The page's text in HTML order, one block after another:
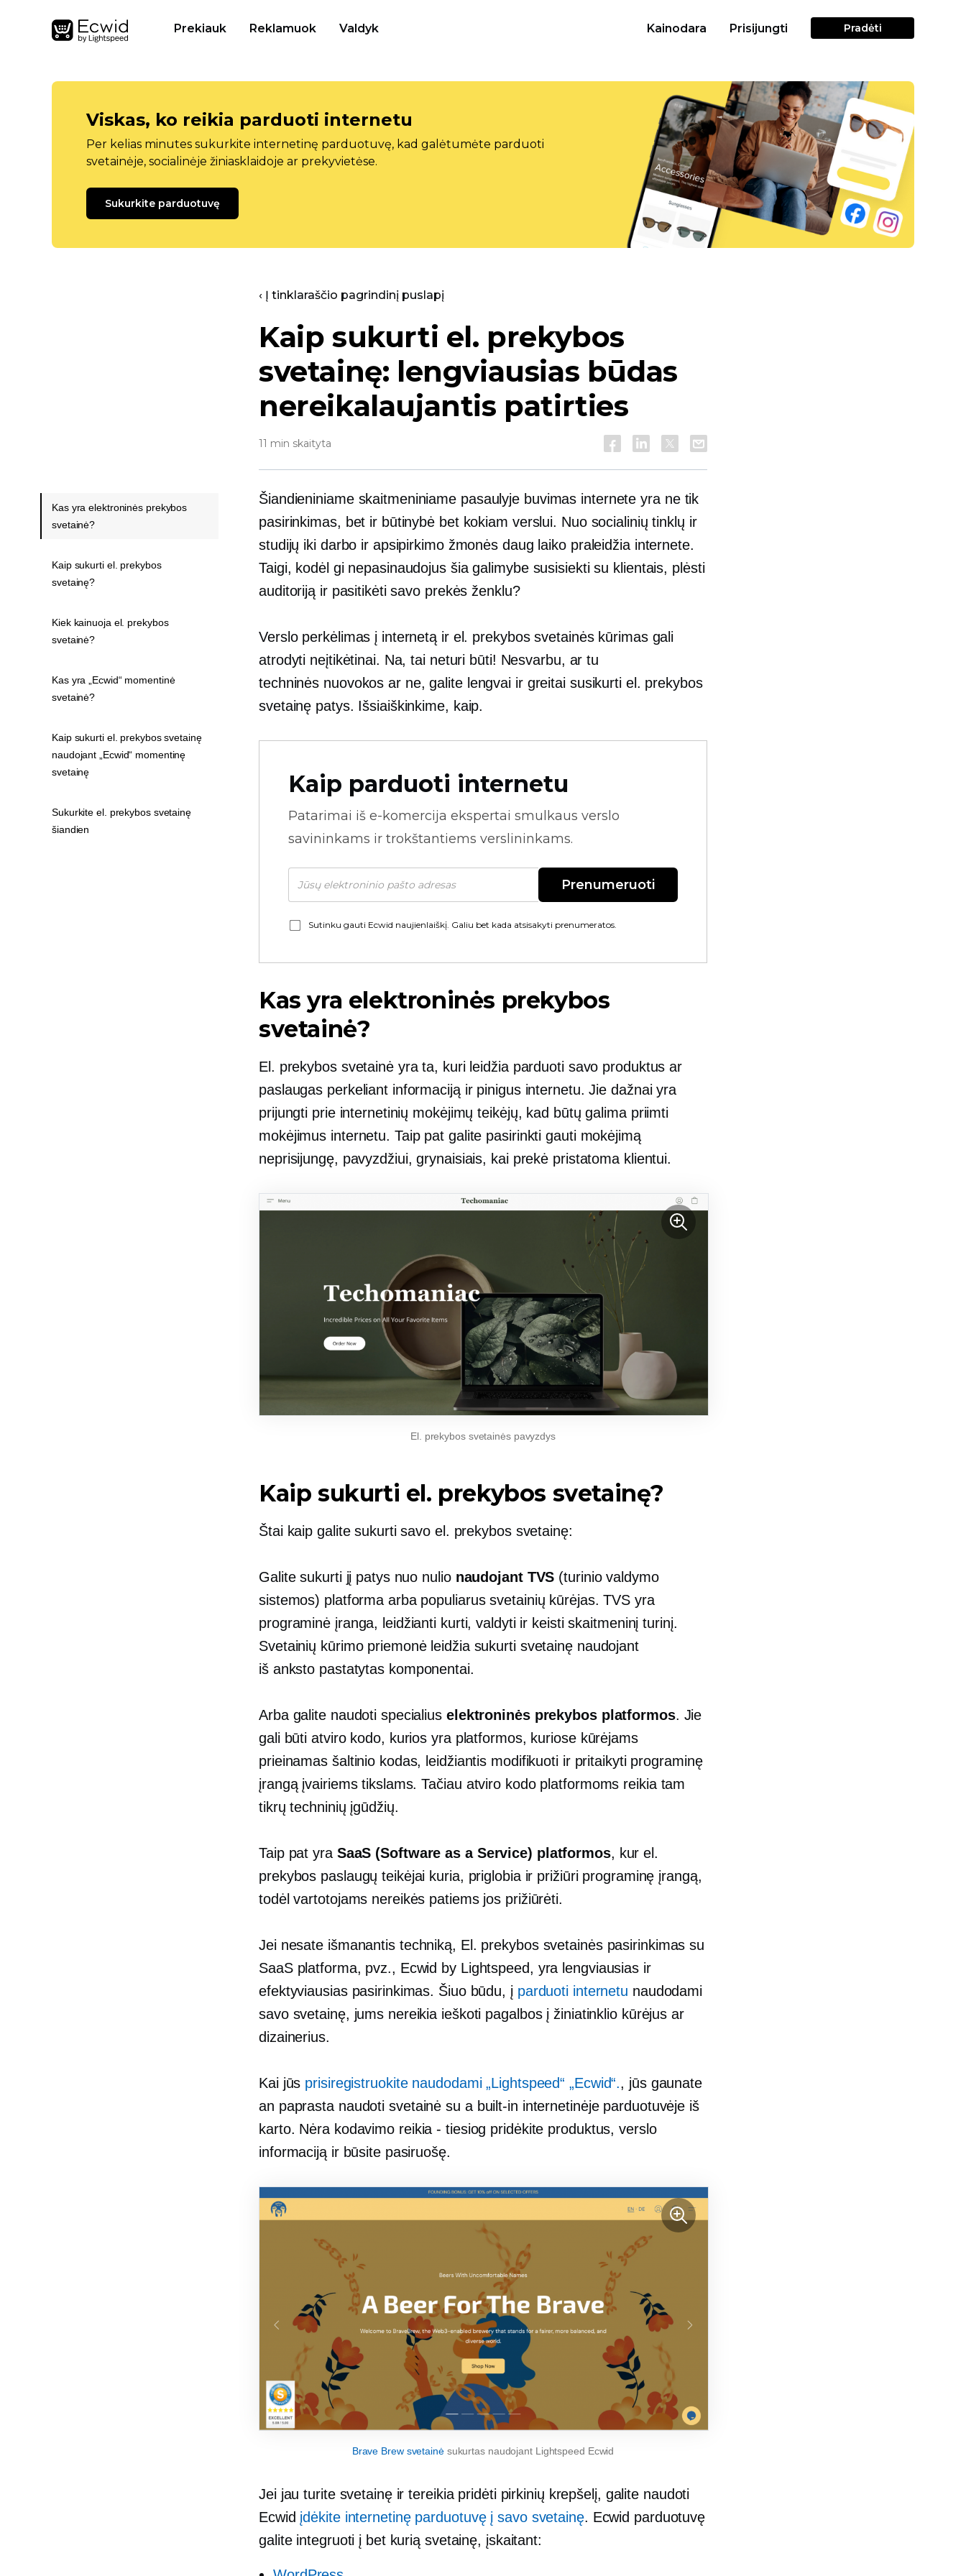
Prekiauk Reklamuok Valdyk Kainodara Prisijungti Pradėti
Viskas, ko reikia parduoti internetu
Per kelias minutes sukurkite internetinę parduotuvę, kad galėtumėte parduoti
svetainėje, socialinėje žiniasklaidoje ar prekyvietėse.
Sukurkite parduotuvę
‹ Į tinklaraščio pagrindinį puslapį
Kaip sukurti el. prekybos
svetainę: lengviausias būdas
nereikalaujantis patirties
11 min skaityta
Šiandieniniame skaitmeniniame pasaulyje buvimas internete yra ne tik
pasirinkimas, bet ir būtinybė bet kokiam verslui. Nuo socialinių tinklų ir
studijų iki darbo ir apsipirkimo žmonės daug laiko praleidžia internete.
Taigi, kodėl gi nepasinaudojus šia galimybe susisiekti su klientais, plėsti
auditoriją ir pasitikėti savo prekės ženklu?
Verslo perkėlimas į internetą ir el. prekybos svetainės kūrimas gali
atrodyti neįtikėtinai. Na, tai neturi būti! Nesvarbu, ar tu
techninės nuovokos ar ne, galite lengvai ir greitai susikurti el. prekybos
svetainę patys. Išsiaiškinkime, kaip.
Kaip parduoti internetu
Patarimai iš e-komercija ekspertai smulkaus verslo
savininkams ir trokštantiems verslininkams.
Prenumeruoti
Sutinku gauti Ecwid naujienlaiškį. Galiu bet kada atsisakyti prenumeratos.
Kas yra elektroninės prekybos
svetainė?
El. prekybos svetainė yra ta, kuri leidžia parduoti savo produktus ar
paslaugas perkeliant informaciją ir pinigus internetu. Jie dažnai yra
prijungti prie internetinių mokėjimų teikėjų, kad būtų galima priimti
mokėjimus internetu. Taip pat galite pasirinkti gauti mokėjimą
neprisijungę, pavyzdžiui, grynaisiais, kai prekė pristatoma klientui.
El. prekybos svetainės pavyzdys
Kaip sukurti el. prekybos svetainę?
Štai kaip galite sukurti savo el. prekybos svetainę:
Galite sukurti jį patys nuo nulio naudojant TVS (turinio valdymo
sistemos) platforma arba populiarus svetainių kūrėjas. TVS yra
programinė įranga, leidžianti kurti, valdyti ir keisti skaitmeninį turinį.
Svetainių kūrimo priemonė leidžia sukurti svetainę naudojant
iš anksto pastatytas komponentai.
Arba galite naudoti specialius elektroninės prekybos platformos. Jie
gali būtiatviro kodo, kurios yra platformos, kuriose kūrėjams
prieinamas šaltinio kodas, leidžiantis modifikuoti ir pritaikyti programinę
įrangą įvairiems tikslams. Tačiau atviro kodoplatformoms reikia tam
tikrų techninių įgūdžių.
Taip pat yra SaaS (Software as a Service) platformos, kur el.
prekybos paslaugų teikėjai kuria, priglobia ir prižiūri programinę įrangą,
todėl vartotojams nereikės patiems jos prižiūrėti.
Jei nesate išmanantis techniką, El. prekybos svetainės pasirinkimas su
SaaS platforma, pvz., Ecwid by Lightspeed, yra lengviausias ir
efektyviausias pasirinkimas. Šiuo būdu, į parduoti internetu naudodami
savo svetainę, jums nereikia ieškoti pagalbos į žiniatinklio kūrėjus ar
dizainerius.
Kai jūs prisiregistruokite naudodami „Lightspeed“ „Ecwid“., jūs gaunate
an paprasta naudoti svetainė su a built-in internetinėje parduotuvėje iš
karto. Nėra kodavimo reikia - tiesiog pridėkite produktus, verslo
informaciją ir būsite pasiruošę.
Brave Brew svetainėsukurtas naudojant Lightspeed Ecwid
Jei jau turite svetainę ir tereikia pridėti pirkinių krepšelį, galite naudoti
Ecwid įdėkite internetinę parduotuvę į savo svetainę. Ecwid parduotuvę
galite integruoti į bet kurią svetainę, įskaitant:
Kas yra elektroninės prekybos
svetainė?
Kaip sukurti el. prekybos
svetainę?
Kiek kainuoja el. prekybos
svetainė?
Kas yra „Ecwid“ momentinė
svetainė?
Kaip sukurti el. prekybos svetainę
naudojant „Ecwid“ momentinę
svetainę
Sukurkite el. prekybos svetainę
šiandien